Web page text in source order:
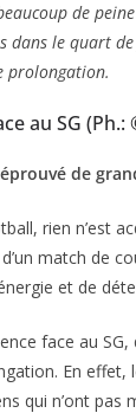
de
dans le quart
prolongation.
au SG
de
rien n’est
match de
et de
face au
En effet,
qui n’ont